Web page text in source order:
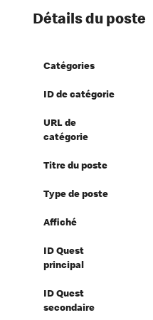
Détails du poste
Catégories
ID de catégorie
URL de
catégorie
Titre du poste
Type de poste
Affiché
ID Quest
principal
ID Quest
secondaire